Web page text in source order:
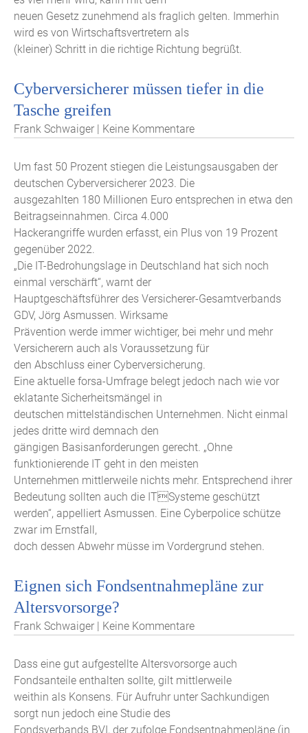
neuen Gesetz zunehmend als fraglich gelten. Immerhin
wird es von Wirtschaftsvertretern als
(kleiner) Schritt in die richtige Richtung begrüßt.
Cyberversicherer müssen tiefer in die
Tasche greifen
Frank Schwaiger | Keine Kommentare
Um fast 50 Prozent stiegen die Leistungsausgaben der
deutschen Cyberversicherer 2023. Die
ausgezahlten 180 Millionen Euro entsprechen in etwa den
Beitragseinnahmen. Circa 4.000
Hackerangriffe wurden erfasst, ein Plus von 19 Prozent
gegenüber 2022.
„Die IT-Bedrohungslage in Deutschland hat sich noch
einmal verschärft“, warnt der
Hauptgeschäftsführer des Versicherer-Gesamtverbands
GDV, Jörg Asmussen. Wirksame
Prävention werde immer wichtiger, bei mehr und mehr
Versicherern auch als Voraussetzung für
den Abschluss einer Cyberversicherung.
Eine aktuelle forsa-Umfrage belegt jedoch nach wie vor
eklatante Sicherheitsmängel in
deutschen mittelständischen Unternehmen. Nicht einmal
jedes dritte wird demnach den
gängigen Basisanforderungen gerecht. „Ohne
funktionierende IT geht in den meisten
Unternehmen mittlerweile nichts mehr. Entsprechend ihrer
Bedeutung sollten auch die ITSysteme geschützt
werden“, appelliert Asmussen. Eine Cyberpolice schütze
zwar im Ernstfall,
doch dessen Abwehr müsse im Vordergrund stehen.
Eignen sich Fondsentnahmepläne zur
Altersvorsorge?
Frank Schwaiger | Keine Kommentare
Dass eine gut aufgestellte Altersvorsorge auch
Fondsanteile enthalten sollte, gilt mittlerweile
weithin als Konsens. Für Aufruhr unter Sachkundigen
sorgt nun jedoch eine Studie des
Fondsverbands BVI, der zufolge Fondsentnahmepläne (in